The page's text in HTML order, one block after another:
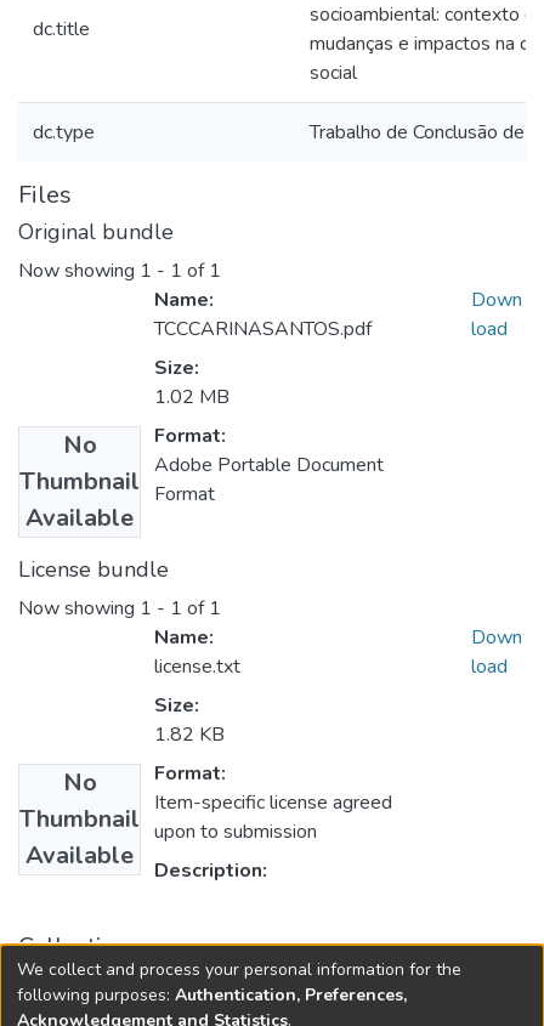
dc.title
socioambiental: contexto
mudanças e impactos na
social
dc.type Trabalho de Conclusão de
Files
Original bundle
Now showing 1 - 1 of 1
No
Thumbnail
Available
Name:
TCCCARINASANTOS.pdf
Size:
1.02 MB
Format:
Adobe Portable Document
Format
Down
load
License bundle
Now showing 1 - 1 of 1
No
Thumbnail
Available
Name:
license.txt
Size:
1.82 KB
Format:
Item-specific license agreed
upon to submission
Description:
Down
load
Collections
Serviço Social
We collect and process your personal information for the
following purposes: Authentication, Preferences,
Acknowledgement and Statistics.